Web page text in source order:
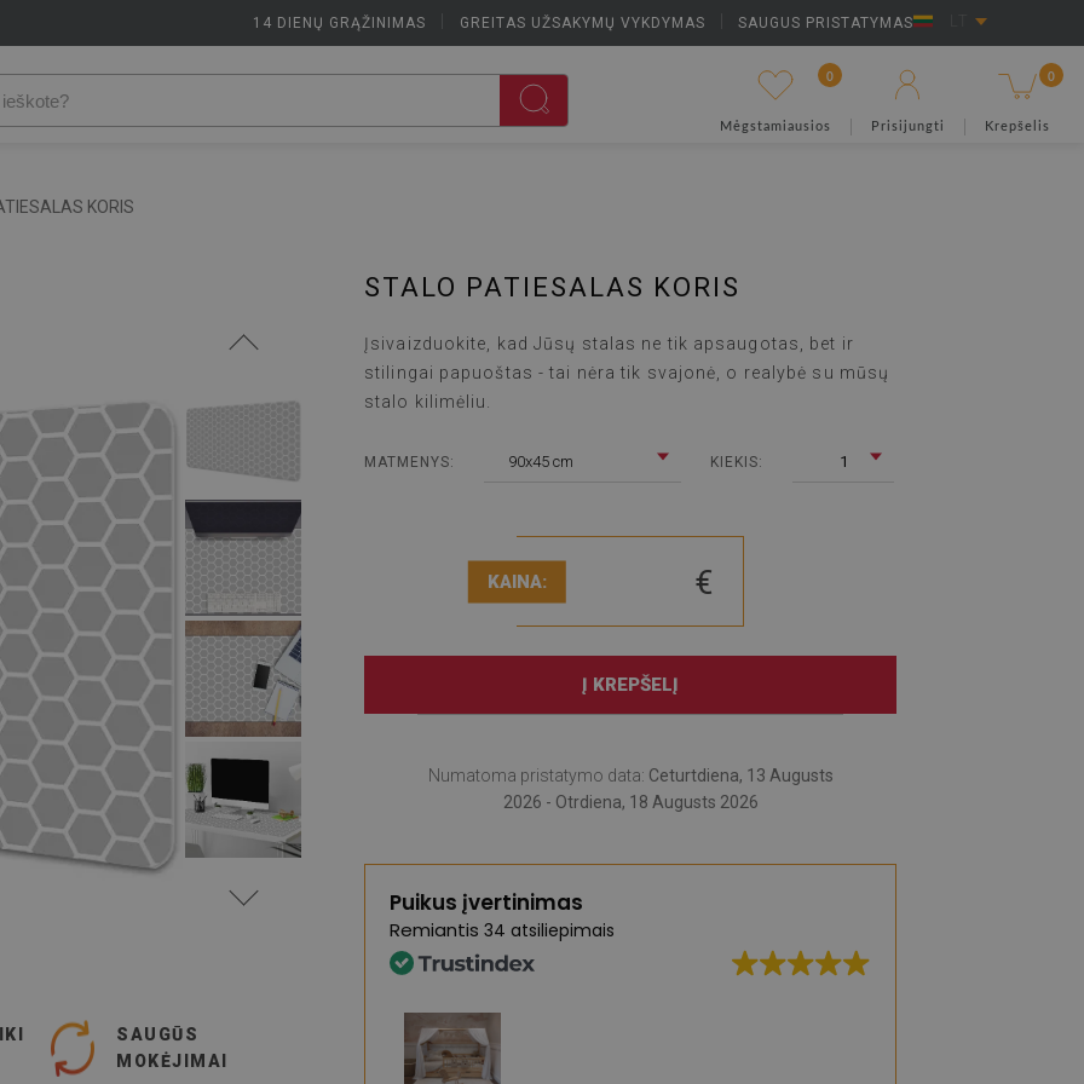
14 DIENŲ GRĄŽINIMAS GREITAS UŽSAKYMŲ VYKDYMAS SAUGUS PRISTATYMAS
0
Mėgstamiausios Prisijungti
0
Krepšelis
KORIS
SAUGŪS
MOKĖJIMAI
STALO PATIESALAS KORIS
Įsivaizduokite, kad Jūsų stalas ne tik apsaugotas, bet ir
stilingai papuoštas - tai nėra tik svajonė, o realybė su mūsų
stalo kilimėliu.
MATMENYS: 90x45 cm KIEKIS: 1
KAINA: €
Į KREPŠELĮ
Numatoma pristatymo data: Ceturtdiena, 13 Augusts
2026 - Otrdiena, 18 Augusts 2026
Puikus įvertinimas
Remiantis 34 atsiliepimais